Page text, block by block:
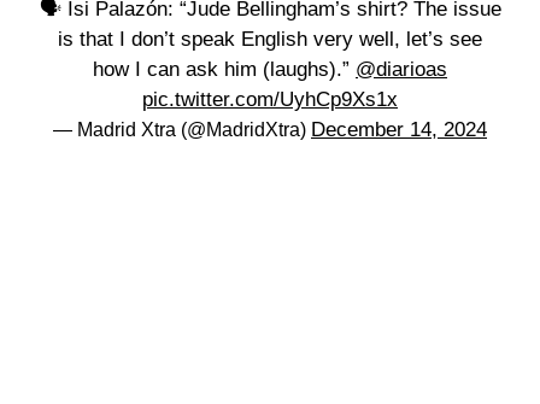
🗣️ Isi Palazón: “Jude Bellingham’s shirt? The issue
is that I don’t speak English very well, let’s see
how I can ask him (laughs).” @diarioas
pic.twitter.com/UyhCp9Xs1x
— Madrid Xtra (@MadridXtra) December 14, 2024